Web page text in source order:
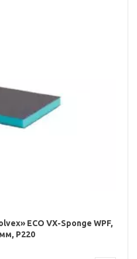
ECO VX-Sponge WPF,
P220